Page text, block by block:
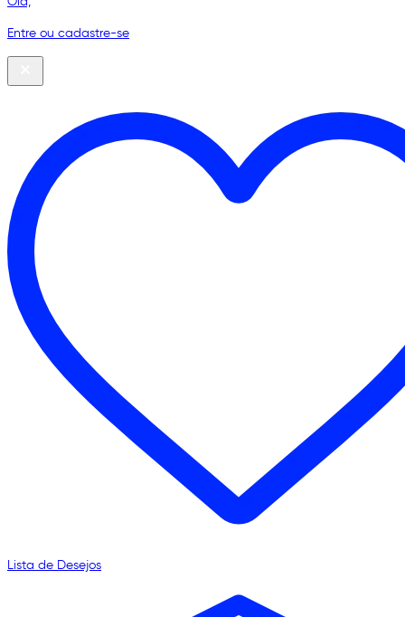
Entre ou cadastre-se
Lista de Desejos